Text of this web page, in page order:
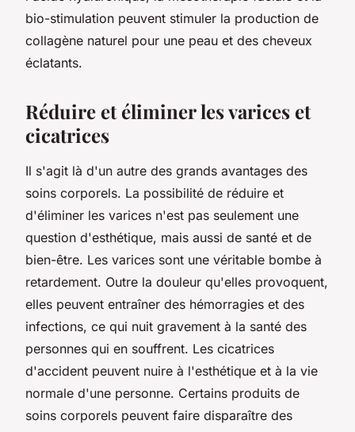
bio-stimulation peuvent stimuler la production de
collagène naturel pour une peau et des cheveux
éclatants.
Réduire et éliminer les varices et
cicatrices
Il s'agit là d'un autre des grands avantages des
soins corporels. La possibilité de réduire et
d'éliminer les varices n'est pas seulement une
question d'esthétique, mais aussi de santé et de
bien-être. Les varices sont une véritable bombe à
retardement. Outre la douleur qu'elles provoquent,
elles peuvent entraîner des hémorragies et des
infections, ce qui nuit gravement à la santé des
personnes qui en souffrent. Les cicatrices
d'accident peuvent nuire à l'esthétique et à la vie
normale d'une personne. Certains produits de
soins corporels peuvent faire disparaître des